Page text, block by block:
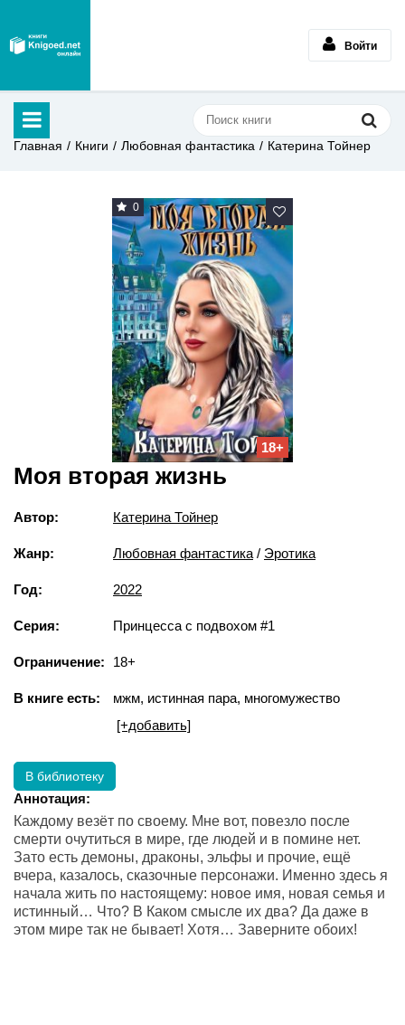
Войти
Главная Книги Любовная фантастика Катерина Тойнер
0
18+
Моя вторая жизнь
Автор: Катерина Тойнер
Жанр: Любовная фантастика / Эротика
Год: 2022
Серия: Принцесса с подвохом #1
Ограничение: 18+
В книге есть:
мжм, истинная пара, многомужество
[+добавить]
В библиотеку
Аннотация:
Каждому везёт по своему. Мне вот, повезло после
смерти очутиться в мире, где людей и в помине нет.
Зато есть демоны, драконы, эльфы и прочие, ещё
вчера, казалось, сказочные персонажи. Именно здесь я
начала жить по настоящему: новое имя, новая семья и
истинный… Что? В Каком смысле их два? Да даже в
этом мире так не бывает! Хотя… Заверните обоих!